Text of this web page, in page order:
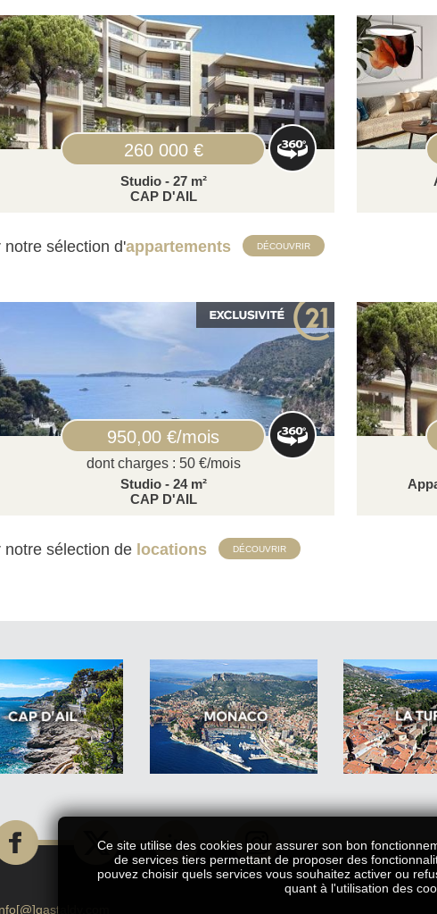
260 000 €
Studio - 27 m²
CAP D'AIL
notre sélection d'appartements DÉCOUVRIR
950,00 €/mois
dont charges : 50 €/mois
Studio - 24 m²
CAP D'AIL
notre sélection de locations DÉCOUVRIR
Ce site utilise des cookies pour assurer son bon
de services tiers permettant de proposer des
pouvez choisir quels services vous souhaitez activer ou
quant à l'utilisation des